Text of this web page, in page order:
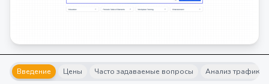
Введение Цены Часто задаваемые вопросы Анализ трафика